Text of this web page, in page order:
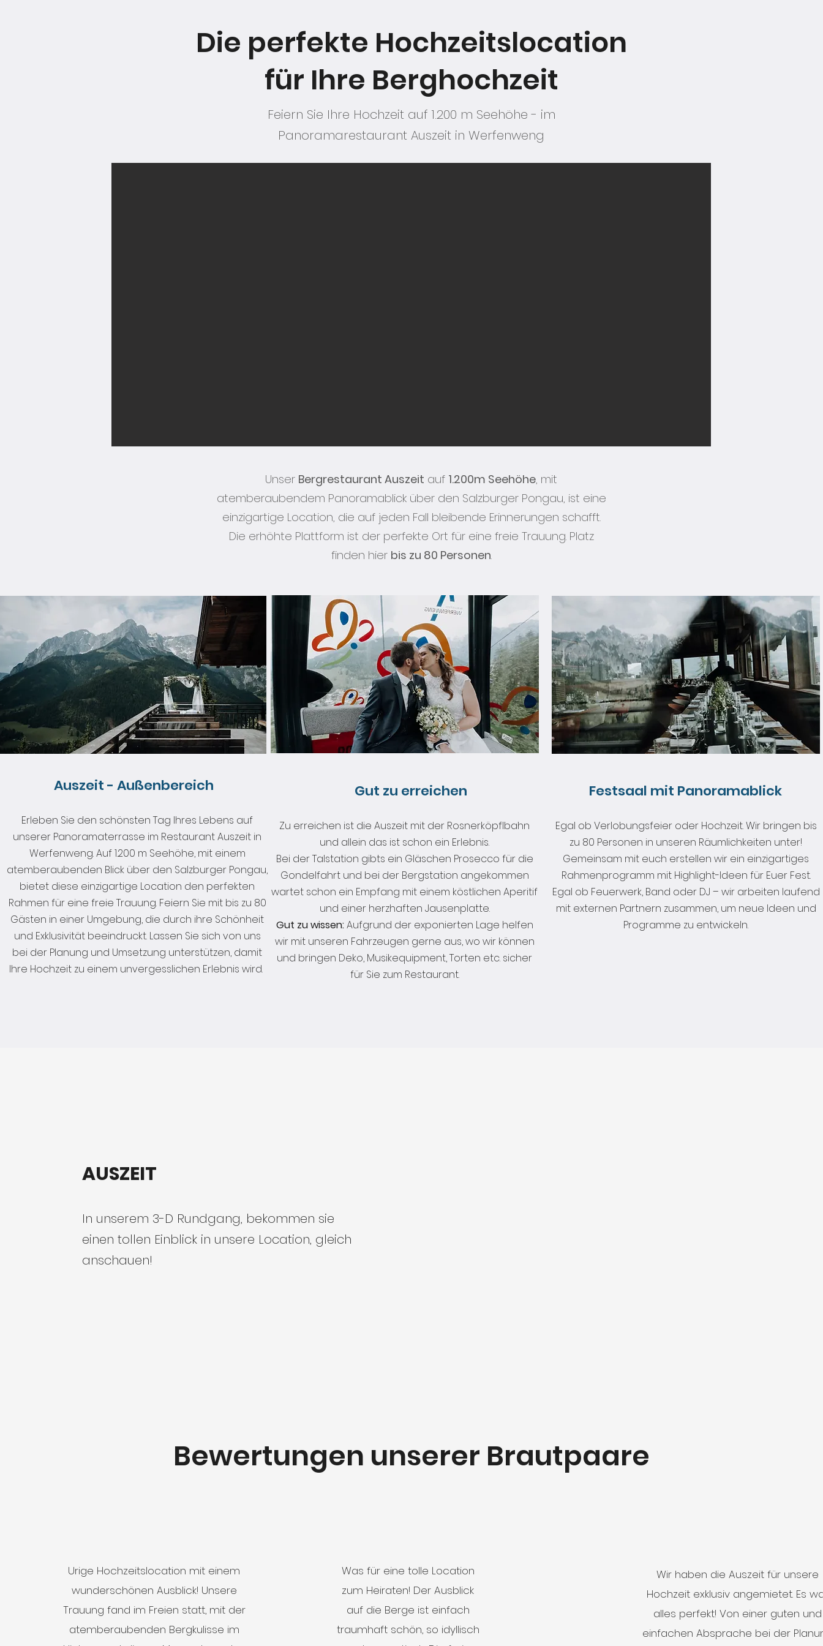
Die perfekte Hochzeitslocation
für Ihre Berghochzeit
Feiern Sie Ihre Hochzeit auf 1.200 m Seehöhe - im
Panoramarestaurant Auszeit in Werfenweng
Unser Bergrestaurant Auszeit auf 1.200m Seehöhe, mit
atemberaubendem Panoramablick über den Salzburger Pongau, ist eine
einzigartige Location, die auf jeden Fall bleibende Erinnerungen schafft.
Die erhöhte Plattform ist der perfekte Ort für eine freie Trauung. Platz
finden hier bis zu 80 Personen.
Auszeit - Außenbereich
Erleben Sie den schönsten Tag Ihres Lebens auf
unserer Panoramaterrasse im Restaurant Auszeit in
Werfenweng. Auf 1.200 m Seehöhe, mit einem
atemberaubenden Blick über den Salzburger Pongau,
bietet diese einzigartige Location den perfekten
Rahmen für eine freie Trauung. Feiern Sie mit bis zu 80
Gästen in einer Umgebung, die durch ihre Schönheit
und Exklusivität beeindruckt. Lassen Sie sich von uns
bei der Planung und Umsetzung unterstützen, damit
Ihre Hochzeit zu einem unvergesslichen Erlebnis wird.
Gut zu erreichen
Zu erreichen ist die Auszeit mit der Rosnerköpflbahn
und allein das ist schon ein Erlebnis.
Bei der Talstation gibts ein Gläschen Prosecco für die
Gondelfahrt und bei der Bergstation angekommen
wartet schon ein Empfang mit einem köstlichen Aperitif
und einer herzhaften Jausenplatte.
Gut zu wissen:Aufgrund der exponierten Lage helfen
wir mit unseren Fahrzeugen gerne aus, wo wir können
und bringen Deko, Musikequipment, Torten etc. sicher
für Sie zum Restaurant.
Festsaal mit Panoramablick
Egal ob Verlobungsfeier oder Hochzeit. Wir bringen bis
zu 80 Personen in unseren Räumlichkeiten unter!
Gemeinsam mit euch erstellen wir ein einzigartiges
Rahmenprogramm mit Highlight-Ideen für Euer Fest.
Egal ob Feuerwerk, Band oder DJ – wir arbeiten laufend
mit externen Partnern zusammen, um neue Ideen und
Programme zu entwickeln.
AUSZEIT
In unserem 3-D Rundgang, bekommen sie
einen tollen Einblick in unsere Location, gleich
anschauen!
Bewertungen unserer Brautpaare
Urige Hochzeitslocation mit einem
wunderschönen Ausblick! Unsere
Trauung fand im Freien statt, mit der
atemberaubenden Bergkulisse im
Was für eine tolle Location
zum Heiraten! Der Ausblick
auf die Berge ist einfach
traumhaft schön, so idyllisch
Wir haben die Auszeit für unsere
Hochzeit exklusiv angemietet. Es
alles perfekt! Von einer guten und
einfachen Absprache bei der